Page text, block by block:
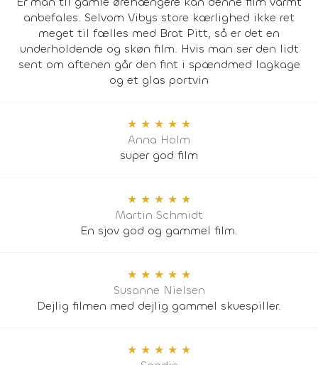
anbefales. Selvom Vibys store kærlighed ikke ret
meget til fælles med Brat Pitt, så er det en
underholdende og skøn film. Hvis man ser den lidt
sent om aftenen går den fint i spændmed lagkage
og et glas portvin
★ ★ ★ ★ ★
Anna Holm
super god film
★ ★ ★ ★ ★
Martin Schmidt
En sjov god og gammel film.
★ ★ ★ ★ ★
Susanne Nielsen
Dejlig filmen med dejlig gammel skuespiller.
★ ★ ★ ★ ★